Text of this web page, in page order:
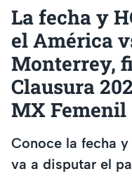
La fecha y
el América
Monterrey,
Clausura
MX Femenil
Conoce la fecha y
va a disputar el